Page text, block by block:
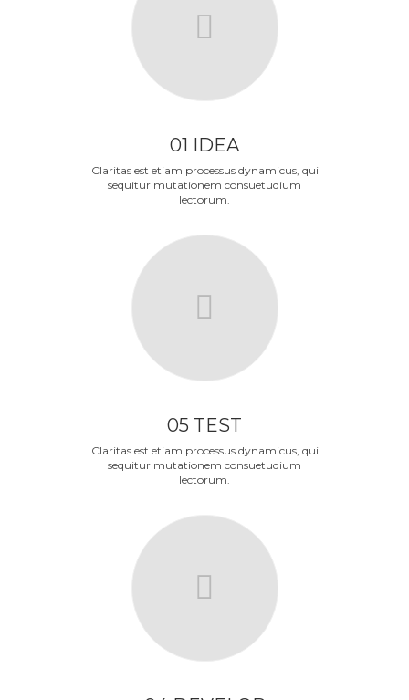
01 IDEA
Claritas est etiam processus dynamicus, qui
sequitur mutationem consuetudium
lectorum.
05 TEST
Claritas est etiam processus dynamicus, qui
sequitur mutationem consuetudium
lectorum.